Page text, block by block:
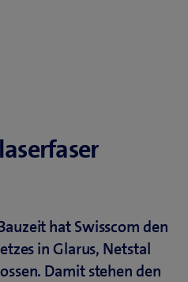
hat Swisscom den
in Glarus, Netstal
Damit stehen den